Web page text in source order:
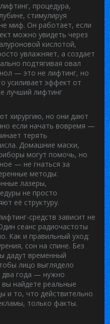
, процедура,
стимулируя
миф. Он работает, если
можно увидеть через
кислотой,
увлажняет, а создает
подтягивая овал
— это не лифтинг, но
усиливает эффект от
лучший лифтинг
хирургию, но они дают
если начать вовремя —
терять
Домашние маски,
могут помочь, но
— не гнаться за
методы:
лазеры,
не просто
её структуру.
средств зависит не
сеанс радиочастоты
Как и правильный уход:
сон на спине. Без
дадут временный
лицо выглядело
два года — нужно
найдете реальные
и то, что действительно
только факты.